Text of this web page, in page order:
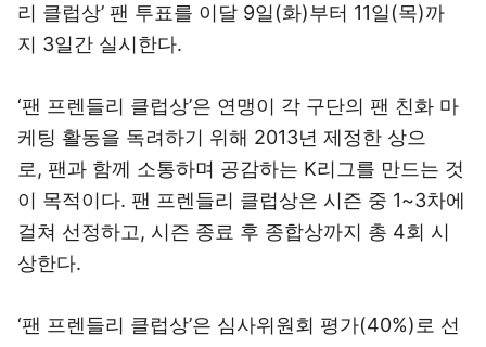
리 클럽상’ 팬 투표를 이달 9일(화)부터 11일(목)까
지 3일간 실시한다.
‘팬 프렌들리 클럽상’은 연맹이 각 구단의 팬 친화 마
케팅 활동을 독려하기 위해 2013년 제정한 상으
로, 팬과 함께 소통하며 공감하는 K리그를 만드는 것
이 목적이다. 팬 프렌들리 클럽상은 시즌 중 1~3차에
걸쳐 선정하고, 시즌 종료 후 종합상까지 총 4회 시
상한다.
‘팬 프렌들리 클럽상’은 심사위원회 평가(40%)로 선